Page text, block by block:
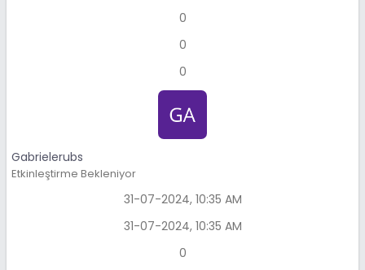
0
0
0
Gabrielerubs
Etkinleştirme Bekleniyor
31-07-2024, 10:35 AM
31-07-2024, 10:35 AM
0